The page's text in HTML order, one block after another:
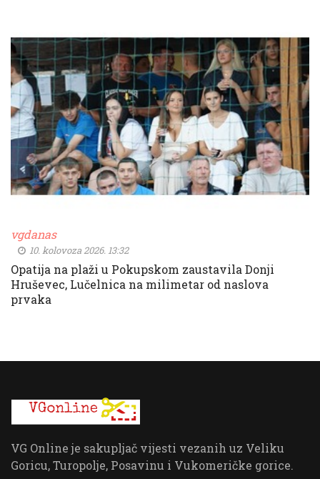
vgdanas
10. kolovoza 2026. 13:32
Opatija na plaži u Pokupskom zaustavila Donji
Hruševec, Lučelnica na milimetar od naslova
prvaka
VG Online je sakupljač vijesti vezanih uz Veliku
Goricu, Turopolje, Posavinu i Vukomeričke gorice.